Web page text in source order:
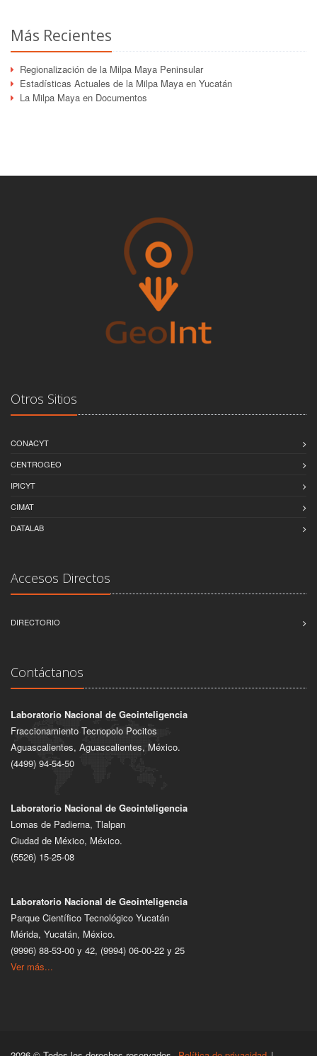
Más Recientes
Regionalización de la Milpa Maya Peninsular
Estadísticas Actuales de la Milpa Maya en Yucatán
La Milpa Maya en Documentos
Otros Sitios
CONACYT
CENTROGEO
IPICYT
CIMAT
DATALAB
Accesos Directos
DIRECTORIO
Contáctanos
Laboratorio Nacional de Geointeligencia
Fraccionamiento Tecnopolo Pocitos
Aguascalientes, Aguascalientes, México.
(4499) 94-54-50
Laboratorio Nacional de Geointeligencia
Lomas de Padierna, Tlalpan
Ciudad de México, México.
(5526) 15-25-08
Laboratorio Nacional de Geointeligencia
Parque Científico Tecnológico Yucatán
Mérida, Yucatán, México.
(9996) 88-53-00 y 42, (9994) 06-00-22 y 25
Ver más...